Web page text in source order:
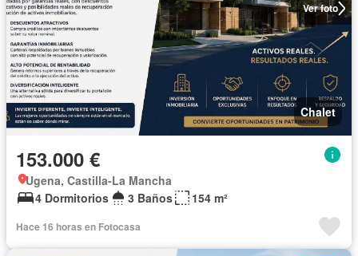
Ver foto
Chalet
153.000 €
Ugena, Castilla-La Mancha
4 Dormitorios
3 Baños 154 m²
Hace 16 horas en Fotocasa